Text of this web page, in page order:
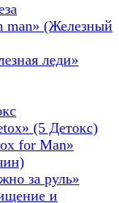
man» (Железный
леди»
(5 Детокс)
for Man»
за руль»
и